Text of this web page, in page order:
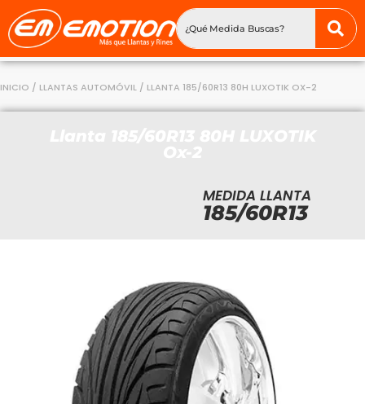
INICIO / LLANTAS AUTOMÓVIL / LLANTA 185/60R13 80H LUXOTIK OX-2
MEDIDA LLANTA
185/60R13